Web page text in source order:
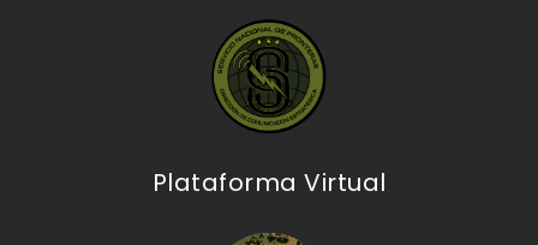
Plataforma Virtual